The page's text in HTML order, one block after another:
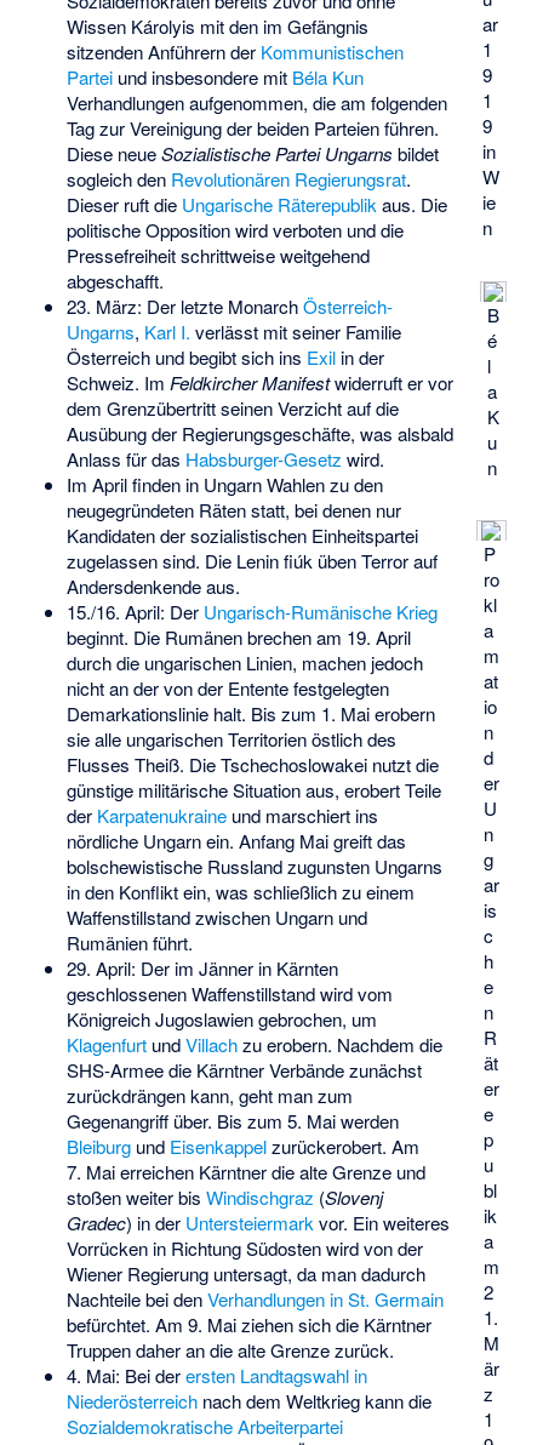
ar
1
9
1
9
in
W
ie
n
B
é
l
a
K
u
n
P
ro
kl
a
m
at
io
n
d
er
U
n
g
ar
is
c
h
e
n
R
ät
er
e
p
u
bl
ik
a
m
2
1.
M
är
z
1
Wissen Károlyis mit den im Gefängnis
sitzenden Anführern der Kommunistischen
Parteiund insbesondere mit Béla Kun
Verhandlungen aufgenommen, die am folgenden
Tag zur Vereinigung der beiden Parteien führen.
Diese neueSozialistische Partei Ungarns bildet
sogleich den Revolutionären Regierungsrat.
Dieser ruft die Ungarische Räterepublik aus. Die
politische Opposition wird verboten und die
Pressefreiheit schrittweise weitgehend
abgeschafft.
23. März: Der letzte MonarchÖsterreich-
Ungarns, Karl I. verlässt mit seiner Familie
Österreich und begibt sich ins Exilin der
Schweiz. Im Feldkircher Manifestwiderruft er vor
dem Grenzübertritt seinen Verzicht auf die
Ausübung der Regierungsgeschäfte, was alsbald
Anlass für das Habsburger-Gesetz wird.
Im April finden in Ungarn Wahlen zu den
neugegründeten Räten statt, bei denen nur
Kandidaten der sozialistischen Einheitspartei
zugelassen sind. Die Lenin fiúk üben Terror auf
Andersdenkende aus.
15./16. April: Der Ungarisch-Rumänische Krieg
beginnt. Die Rumänen brechen am 19. April
durch die ungarischen Linien, machen jedoch
nicht an der von der Entente festgelegten
Demarkationslinie halt. Bis zum 1. Mai erobern
sie alle ungarischen Territorien östlich des
Flusses Theiß. Die Tschechoslowakei nutzt die
günstige militärische Situation aus, erobert Teile
der Karpatenukraineund marschiert ins
nördliche Ungarn ein. Anfang Mai greift das
bolschewistische Russland zugunsten Ungarns
in den Konflikt ein, was schließlich zu einem
Waffenstillstand zwischen Ungarn und
Rumänien führt.
29. April: Der im Jänner in Kärnten
geschlossenen Waffenstillstand wird vom
Königreich Jugoslawien gebrochen, um
KlagenfurtundVillachzu erobern. Nachdem die
SHS-Armee die Kärntner Verbände zunächst
zurückdrängen kann, geht man zum
Gegenangriff über. Bis zum 5. Mai werden
Bleiburgund Eisenkappelzurückerobert. Am
7. Mai erreichen Kärntner die alte Grenze und
stoßen weiter bis Windischgraz (Slovenj
Gradec) in der Untersteiermark vor. Ein weiteres
Vorrücken in Richtung Südosten wird von der
Wiener Regierung untersagt, da man dadurch
Nachteile bei denVerhandlungen in St. Germain
befürchtet. Am 9. Mai ziehen sich die Kärntner
Truppen daher an die alte Grenze zurück.
4. Mai: Bei derersten Landtagswahl in
Niederösterreichnach dem Weltkrieg kann die
Sozialdemokratische Arbeiterpartei